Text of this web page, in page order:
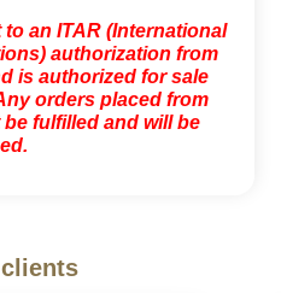
an ITAR (International
authorization from
is authorized for sale
orders placed from
fulfilled and will be
clients